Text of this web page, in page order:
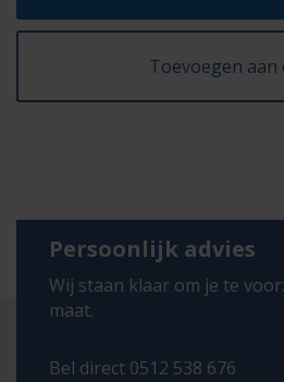
Toevoegen
Persoonlijk advies
Wij staan klaar om je te
maat.
Bel direct 0512 538 676